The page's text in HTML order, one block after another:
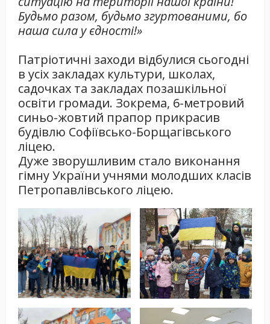
Будьмо разом, будьмо згуртованими, бо
наша сила у єдності!»
Патріотичні заходи відбулися сьогодні
в усіх закладах культури, школах,
садочках та закладах позашкільної
освіти громади. Зокрема, 6-метровий
синьо-жовтий прапор прикрасив
будівлю Софіївсько-Борщагівського
ліцею.
Дуже зворушливим стало виконання
гімну України учнями молодших класів
Петропавлівського ліцею.